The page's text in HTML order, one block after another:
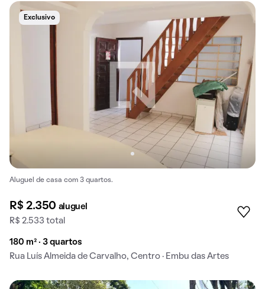
Exclusivo
Aluguel de casa com 3 quartos.
R$ 2.350 aluguel
R$ 2.533 total
180 m² · 3 quartos
Rua Luís Almeida de Carvalho, Centro · Embu das Artes